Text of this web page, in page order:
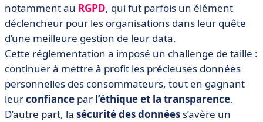
notamment au RGPD, qui fut parfois un élément
déclencheur pour les organisations dans leur quête
d’une meilleure gestion de leur data.
Cette réglementation a imposé un challenge de taille :
continuer à mettre à profit les précieuses données
personnelles des consommateurs, tout en gagnant
leurconfiance par l’éthique et la transparence.
D’autre part, la sécurité des données s’avère un